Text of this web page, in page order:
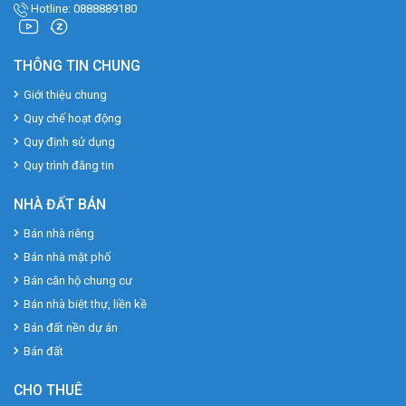
Hotline: 0888889180
THÔNG TIN CHUNG
Giới thiệu chung
Quy chế hoạt động
Quy định sử dụng
Quy trình đăng tin
NHÀ ĐẤT BÁN
Bán nhà riêng
Bán nhà mặt phố
Bán căn hộ chung cư
Bán nhà biệt thự, liền kề
Bán đất nền dự án
Bán đất
CHO THUÊ